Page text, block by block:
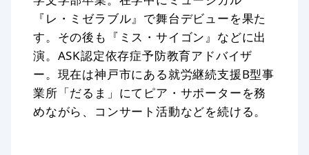
『レ・ミゼラブル』で舞台デビューを果た
す。その後も『ミス・サイゴン』などに出
演。ASK認定依存症予防教育アドバイザ
ー。現在は神戸市にある就労継続支援B型事
業所「だるま」にてピア・サポーターを務
めながら、コンサート活動などを続ける。